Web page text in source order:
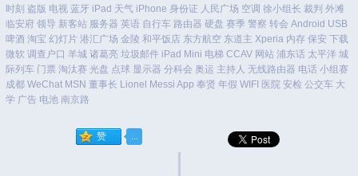
时刻 盗版 电视 蓝牙 iPad 天气 iPhone 身份证 人民广场 空调 徐小组长 裁判 外滩
临安府 领导 新客站 服务器 英语 自行车 路由器 硬盘 赛季 警察 转会 Android USB
啤酒 淘宝 幻灯片 港汇广场 金陵 和平饭店 东方航空 东道主 Xperia 内存 保安 下载
微软 调查户口 羊城 诸葛亮 垃圾邮件 iPad Mini 电梯 CCAV 网站 浦东话 太平洋 城
际列车 门票 淘汰赛 光盘 点球 显示器 分科会 奥运 主持人 无线路由器 电话 小组赛
成都 WeChat MSN 董事长 Lionel Messi App 奉贤 年假 WIFI 医院 安检 公交车 大
学 广告 电池 南京路